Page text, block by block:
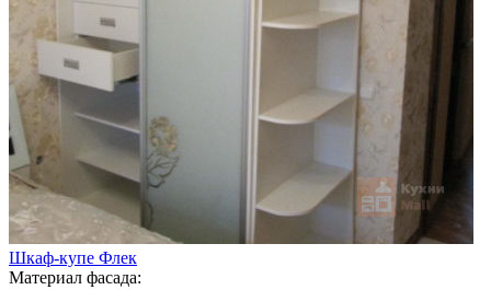
Шкаф-купе Флек
Материал фасада: